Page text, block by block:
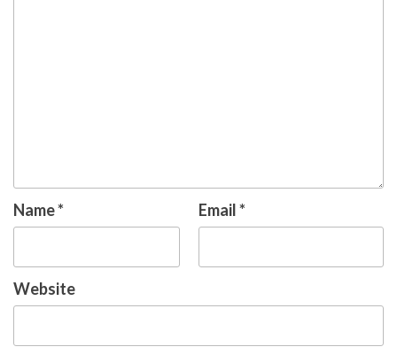
Name* Email*
Website